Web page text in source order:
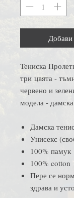
Добави
Тениска
три цвята -
червено и
модела -
Дамска
Унисекс
100% памук
100% cotton
Пере се
здрава и